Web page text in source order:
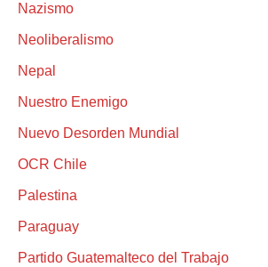
Nazismo
Neoliberalismo
Nepal
Nuestro Enemigo
Nuevo Desorden Mundial
OCR Chile
Palestina
Paraguay
Partido Guatemalteco del Trabajo